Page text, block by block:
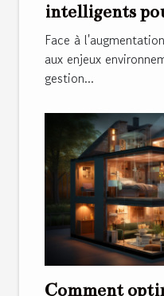
intelligents
efficace de l'eau
Face à
aux enjeux
gestion...
Comment